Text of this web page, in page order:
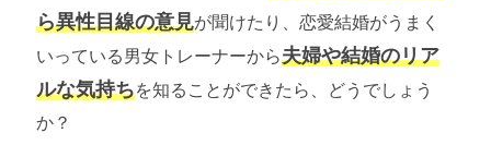
ら異性目線の意見が聞けたり、恋愛結婚がうまく
いっている男女トレーナーから夫婦や結婚のリア
ルな気持ちを知ることができたら、どうでしょう
か？